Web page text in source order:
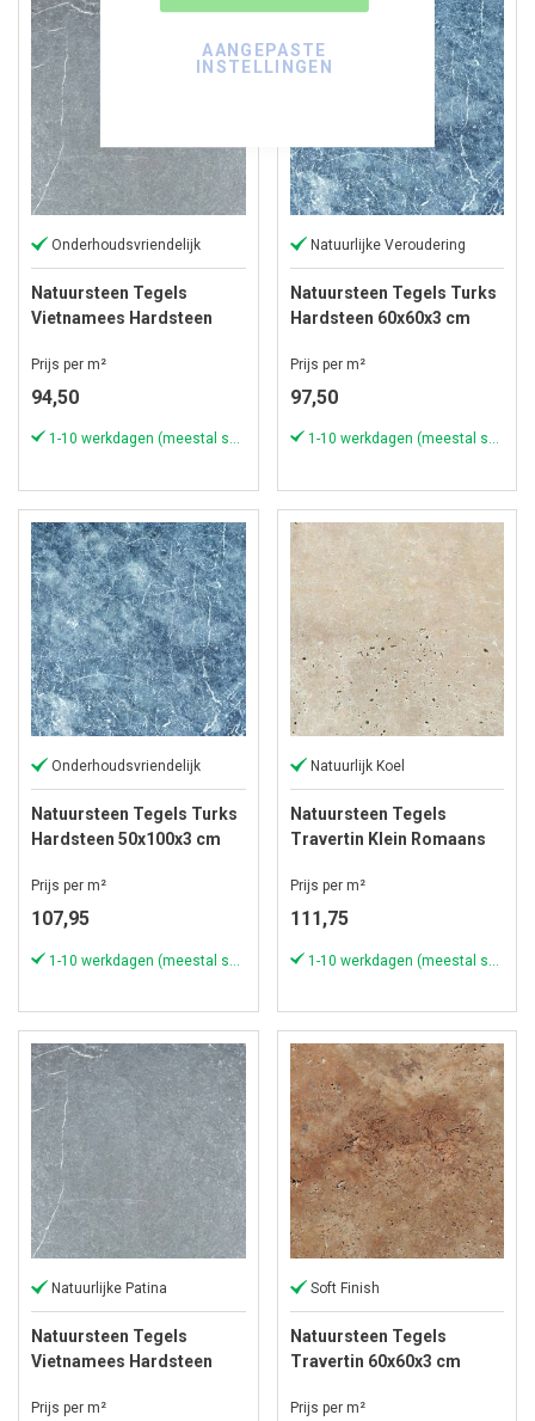
AANGEPASTE
INSTELLINGEN
Onderhoudsvriendelijk
Natuursteen Tegels
Vietnamees Hardsteen
Prijs per m²
94,50
1-10 werkdagen (meestal sneller)
Natuurlijke Veroudering
Natuursteen Tegels Turks
Hardsteen 60x60x3 cm
Prijs per m²
97,50
1-10 werkdagen (meestal sneller)
Onderhoudsvriendelijk
Natuursteen Tegels Turks
Hardsteen 50x100x3 cm
Prijs per m²
107,95
Natuurlijk Koel
Natuursteen Tegels
Travertin Klein Romaans
Prijs per m²
111,75
Natuurlijke Patina
Natuursteen Tegels
Vietnamees Hardsteen
Prijs per m²
Soft Finish
Natuursteen Tegels
Travertin 60x60x3 cm
Prijs per m²